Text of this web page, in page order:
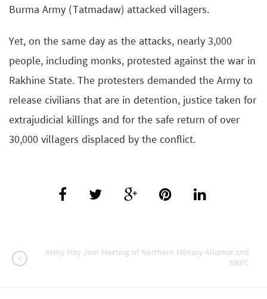
Burma Army (Tatmadaw) attacked villagers.
Yet, on the same day as the attacks, nearly 3,000
people, including monks, protested against the war in
Rakhine State. The protesters demanded the Army to
release civilians that are in detention, justice taken for
extrajudicial killings and for the safe return of over
30,000 villagers displaced by the conflict.
Army May Join Meeting of Northern Military Alliance and
NRPC